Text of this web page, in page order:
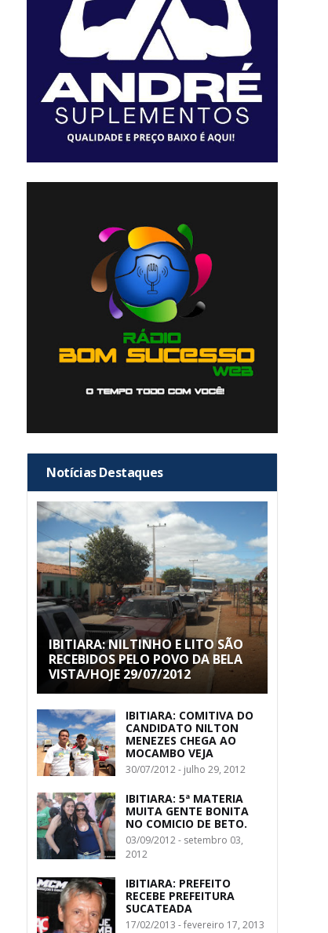
Notícias Destaques
IBITIARA: NILTINHO E LITO SÃO
RECEBIDOS PELO POVO DA BELA
VISTA/HOJE 29/07/2012
IBITIARA: COMITIVA DO
CANDIDATO NILTON
MENEZES CHEGA AO
MOCAMBO VEJA
30/07/2012 - julho 29, 2012
IBITIARA: 5ª MATERIA
MUITA GENTE BONITA
NO COMICIO DE BETO.
03/09/2012 - setembro 03,
2012
IBITIARA: PREFEITO
RECEBE PREFEITURA
SUCATEADA
17/02/2013 - fevereiro 17, 2013